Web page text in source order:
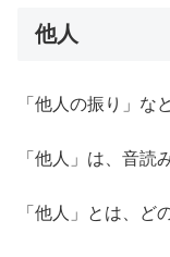
他人
「他人の振り」な
「他人」は、音読
「他人」とは、ど